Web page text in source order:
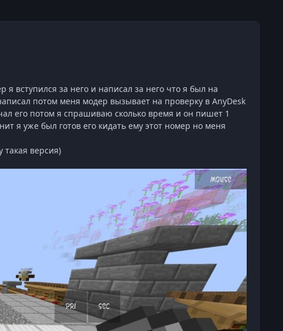
вступился за него и написал за него что я был на
потом меня модер вызывает на проверку в AnyDesk
его потом я спрашиваю сколько время и он пишет 1
я уже был готов его кидать ему этот номер но меня
версия)